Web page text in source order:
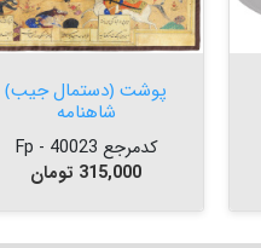
پوشت (دستمال جیب)
شاهنامه
کدمرجع 40023 - Fp
قیمت
315,000 تومان